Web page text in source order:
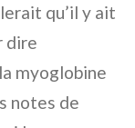
qu’il y ait
dire
myoglobine
notes de